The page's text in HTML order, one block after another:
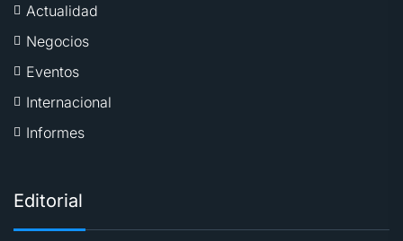
Actualidad
Negocios
Eventos
Internacional
Informes
Editorial